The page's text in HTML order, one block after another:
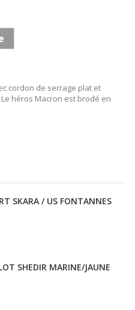
cordon de serrage plat et
héros Macron est brodé en
SKARA / US FONTANNES
SHEDIR MARINE/JAUNE